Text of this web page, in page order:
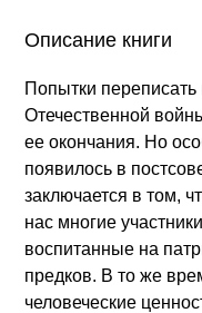
Описание книги
Попытки
Отечественной
ее окончания. Но
появилось в
заключается в том,
нас многие
воспитанные на
предков. В то же
человеческие